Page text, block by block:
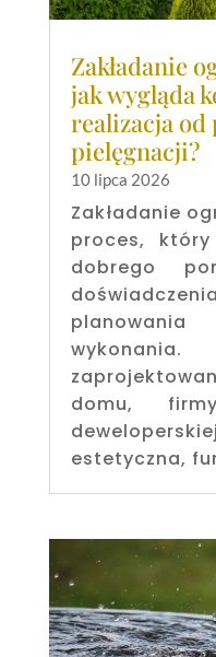
Zakładanie
jak wygląda
realizacja
pielęgnacji?
10 lipca 2026
Zakładanie
proces,
dobrego
domu,
estetyczna,